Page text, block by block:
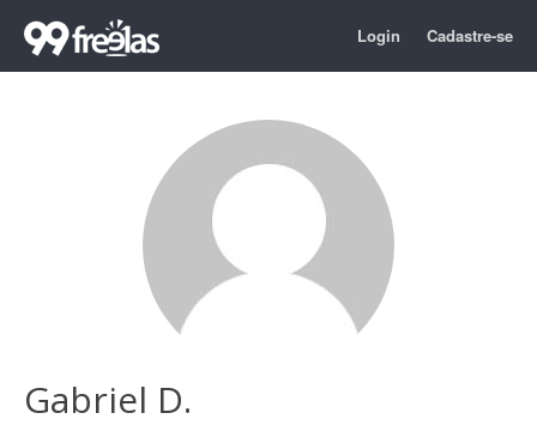
Login Cadastre-se
Gabriel D.